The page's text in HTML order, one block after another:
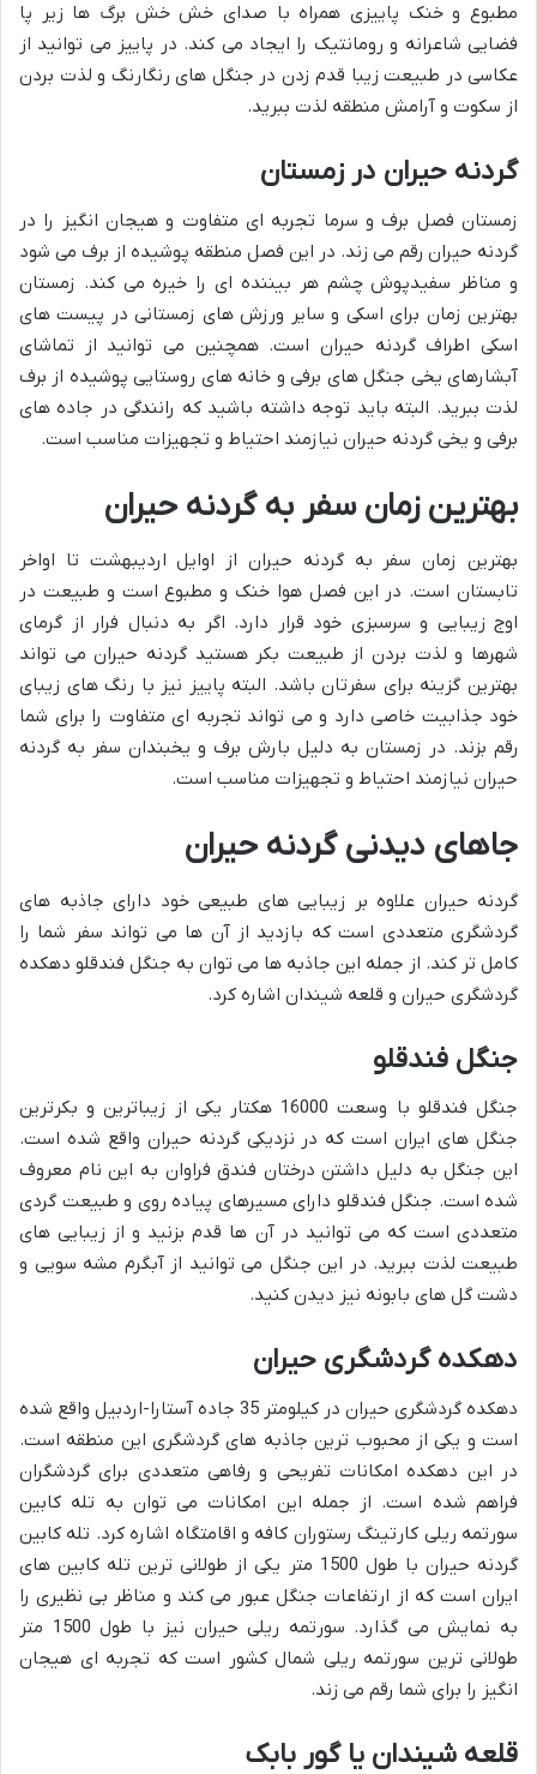
مطبوع و خنک پاییزی همراه با صدای خش خش برگ ها زیر پا
فضایی شاعرانه و رومانتیک را ایجاد می کند. در پاییز می توانید از
عکاسی در طبیعت زیبا قدم زدن در جنگل های رنگارنگ و لذت بردن
از سکوت و آرامش منطقه لذت ببرید.
گردنه حیران در زمستان
زمستان فصل برف و سرما تجربه ای متفاوت و هیجان انگیز را در
گردنه حیران رقم می زند. در این فصل منطقه پوشیده از برف می شود
و مناظر سفیدپوش چشم هر بیننده ای را خیره می کند. زمستان
بهترین زمان برای اسکی و سایر ورزش های زمستانی در پیست های
اسکی اطراف گردنه حیران است. همچنین می توانید از تماشای
آبشارهای یخی جنگل های برفی و خانه های روستایی پوشیده از برف
لذت ببرید. البته باید توجه داشته باشید که رانندگی در جاده های
برفی و یخی گردنه حیران نیازمند احتیاط و تجهیزات مناسب است.
بهترین زمان سفر به گردنه حیران
بهترین زمان سفر به گردنه حیران از اوایل اردیبهشت تا اواخر
تابستان است. در این فصل هوا خنک و مطبوع است و طبیعت در
اوج زیبایی و سرسبزی خود قرار دارد. اگر به دنبال فرار از گرمای
شهرها و لذت بردن از طبیعت بکر هستید گردنه حیران می تواند
بهترین گزینه برای سفرتان باشد. البته پاییز نیز با رنگ های زیبای
خود جذابیت خاصی دارد و می تواند تجربه ای متفاوت را برای شما
رقم بزند. در زمستان به دلیل بارش برف و یخبندان سفر به گردنه
حیران نیازمند احتیاط و تجهیزات مناسب است.
جاهای دیدنی گردنه حیران
گردنه حیران علاوه بر زیبایی های طبیعی خود دارای جاذبه های
گردشگری متعددی است که بازدید از آن ها می تواند سفر شما را
کامل تر کند. از جمله این جاذبه ها می توان به جنگل فندقلو دهکده
گردشگری حیران و قلعه شیندان اشاره کرد.
جنگل فندقلو
جنگل فندقلو با وسعت 16000 هکتار یکی از زیباترین و بکرترین
جنگل های ایران است که در نزدیکی گردنه حیران واقع شده است.
این جنگل به دلیل داشتن درختان فندق فراوان به این نام معروف
شده است. جنگل فندقلو دارای مسیرهای پیاده روی و طبیعت گردی
متعددی است که می توانید در آن ها قدم بزنید و از زیبایی های
طبیعت لذت ببرید. در این جنگل می توانید از آبگرم مشه سویی و
دشت گل های بابونه نیز دیدن کنید.
دهکده گردشگری حیران
دهکده گردشگری حیران در کیلومتر 35 جاده آستارا-اردبیل واقع شده
است و یکی از محبوب ترین جاذبه های گردشگری این منطقه است.
در این دهکده امکانات تفریحی و رفاهی متعددی برای گردشگران
فراهم شده است. از جمله این امکانات می توان به تله کابین
سورتمه ریلی کارتینگ رستوران کافه و اقامتگاه اشاره کرد. تله کابین
گردنه حیران با طول 1500 متر یکی از طولانی ترین تله کابین های
ایران است که از ارتفاعات جنگل عبور می کند و مناظر بی نظیری را
به نمایش می گذارد. سورتمه ریلی حیران نیز با طول 1500 متر
طولانی ترین سورتمه ریلی شمال کشور است که تجربه ای هیجان
انگیز را برای شما رقم می زند.
قلعه شیندان یا گور بابک